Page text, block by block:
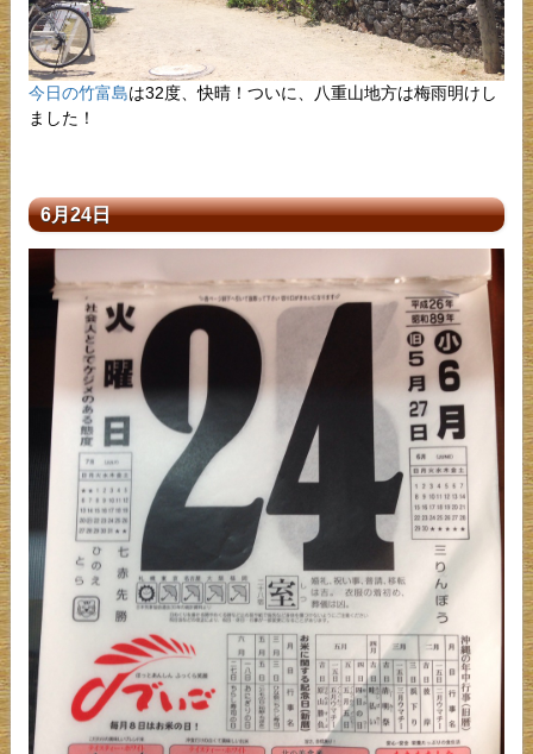
今日の竹富島は32度、快晴！ついに、八重山地方は梅雨明けし
ました！
6月24日